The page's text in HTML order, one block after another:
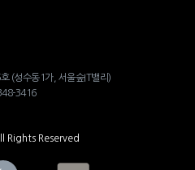
(성수동1가, 서울숲IT밸리)
3416
Rights Reserved